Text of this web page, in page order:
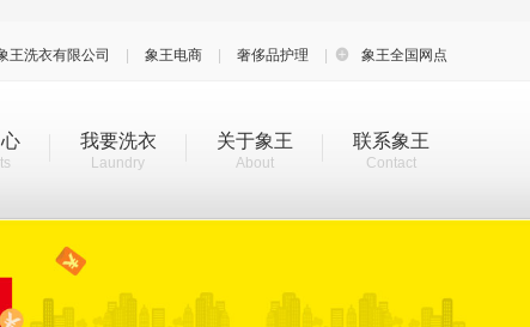
王洗衣有限公司 象王电商 奢侈品护理  象王全国网点
我要洗衣
Laundry
关于象王
About
联系象王
Contact